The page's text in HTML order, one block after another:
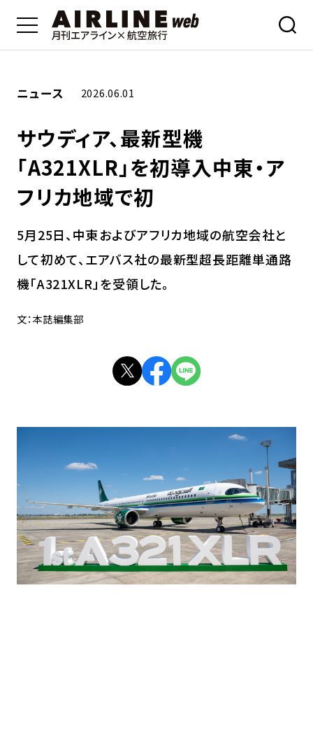
ニュース 2026.06.01
サウディア、最新型機
「A321XLR」を初導入中東・ア
フリカ地域で初
5月25日、中東およびアフリカ地域の航空会社と
して初めて、エアバス社の最新型超長距離単通路
機「A321XLR」を受領した。
文：本誌編集部